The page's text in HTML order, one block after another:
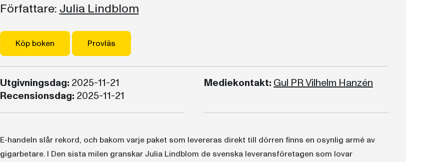
Författare: Julia Lindblom
Köp boken Provläs
Utgivningsdag: 2025-11-21
Recensionsdag: 2025-11-21
Mediekontakt:Gul PR Vilhelm Hanzén
E-handeln slår rekord, och bakom varje paket som levereras direkt till dörren finns en osynlig armé av
gigarbetare. I Den sista milen granskar Julia Lindblom de svenska leveransföretagen som lovar